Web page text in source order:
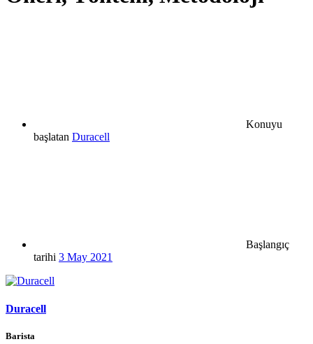
Konuyu
başlatan Duracell
Başlangıç
tarihi 3 May 2021
Duracell
Barista